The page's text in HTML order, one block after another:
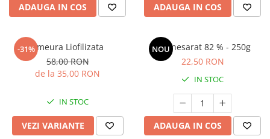
ADAUGA IN COS ADAUGA IN COS
-31%Zmeura Liofilizata
58,00 RON
de la 35,00 RON
IN STOC
VEZI VARIANTE
NOU
Unt nesarat 82 % - 250g
22,50 RON
IN STOC
ADAUGA IN COS